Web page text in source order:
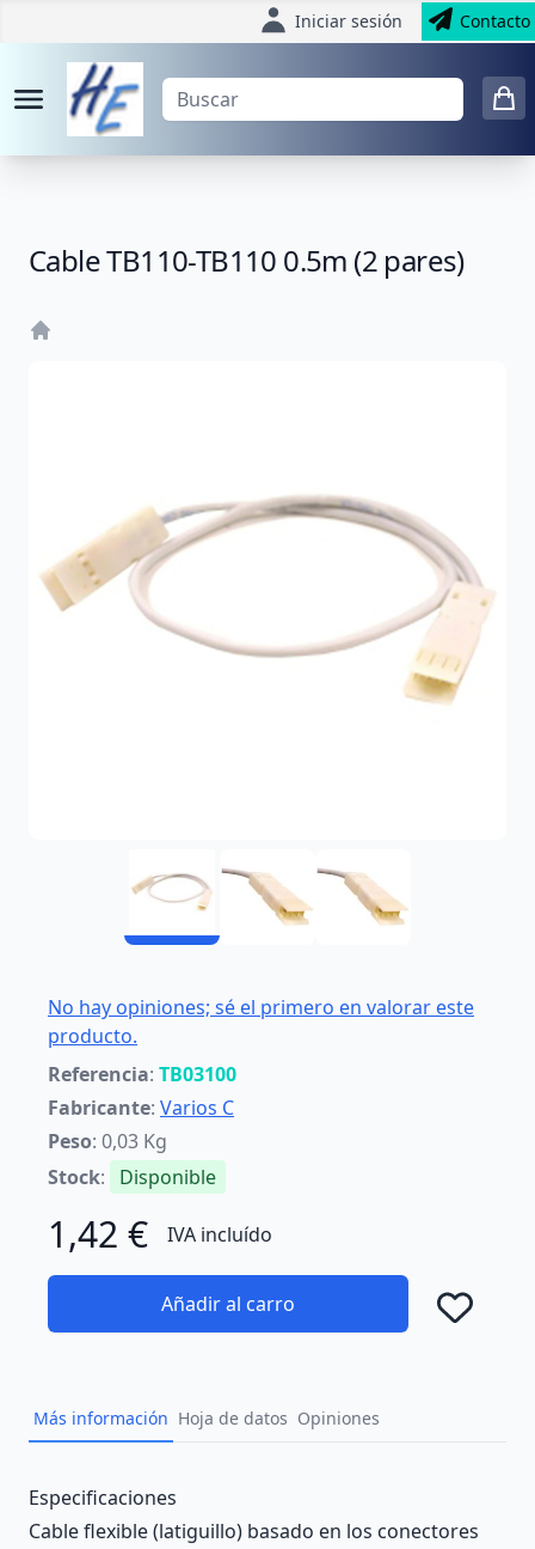
Iniciar sesión Contacto
Cable TB110-TB110 0.5m (2 pares)
No hay opiniones; sé el primero en valorar este
producto.
Referencia: TB03100
Fabricante: Varios C
Peso: 0,03 Kg
Stock: Disponible
1,42 € IVA incluído
Añadir al carro
Más información Hoja de datos Opiniones
Description
Especificaciones
Cable flexible (latiguillo) basado en los conectores